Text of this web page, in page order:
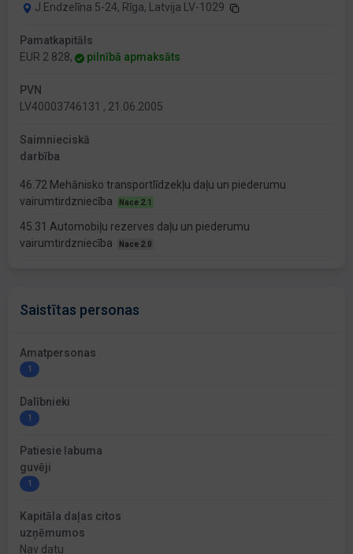
J.Endzelīna 5-24, Rīga, Latvija LV-1029
Pamatkapitāls
EUR 2 828,
pilnībā apmaksāts
PVN
LV40003746131 , 21.06.2005
Saimnieciskā
darbība
46.72 Mehānisko transportlīdzekļu daļu un piederumu
vairumtirdzniecība
Nace 2.1
45.31 Automobiļu rezerves daļu un piederumu
vairumtirdzniecība
Nace 2.0
Saistītas personas
Amatpersonas
1
Dalībnieki
1
Patiesie labuma
guvēji
1
Kapitāla daļas citos
uzņēmumos
Nav datu